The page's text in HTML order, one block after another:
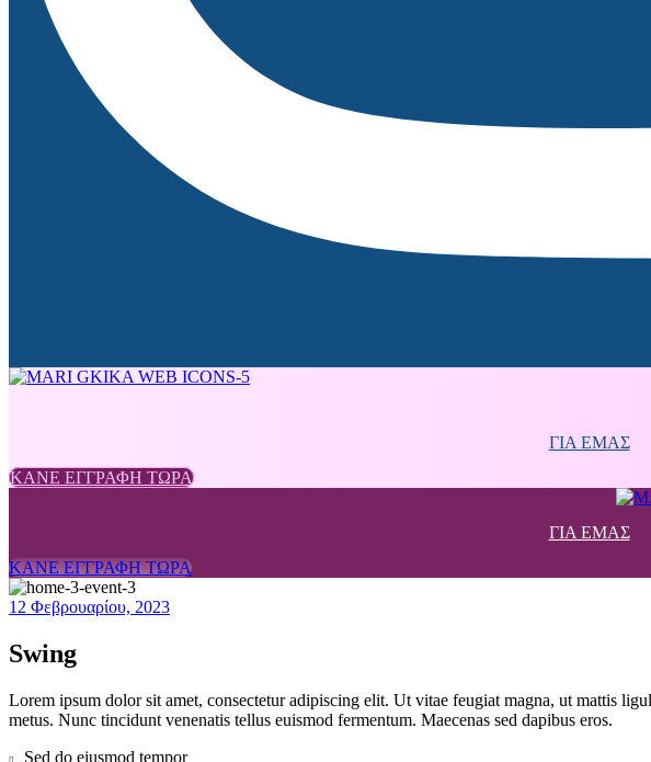
ΓΙΑ ΕΜΑΣ
ΚΑΝΕ ΕΓΓΡΑΦΗ ΤΩΡΑ
ΓΙΑ ΕΜΑΣ
ΚΑΝΕ ΕΓΓΡΑΦΗ ΤΩΡΑ
12 Φεβρουαρίου, 2023
Swing
Lorem ipsum dolor sit amet, consectetur adipiscing elit. Ut vitae feugiat magna, ut mattis
metus. Nunc tincidunt venenatis tellus euismod fermentum. Maecenas sed dapibus eros.
Sed do eiusmod tempor